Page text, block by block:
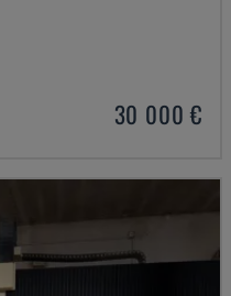
30 000 €